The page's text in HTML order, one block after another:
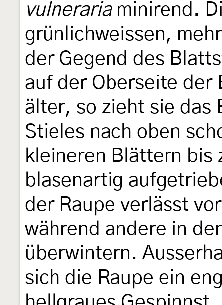
vulnerariaminirend.
grünlichweissen,
der Gegend des
auf der Oberseite der
älter, so zieht sie das
Stieles nach oben
kleineren Blättern bis
blasenartig
der Raupe verlässt
während andere in
überwintern.
sich die Raupe ein